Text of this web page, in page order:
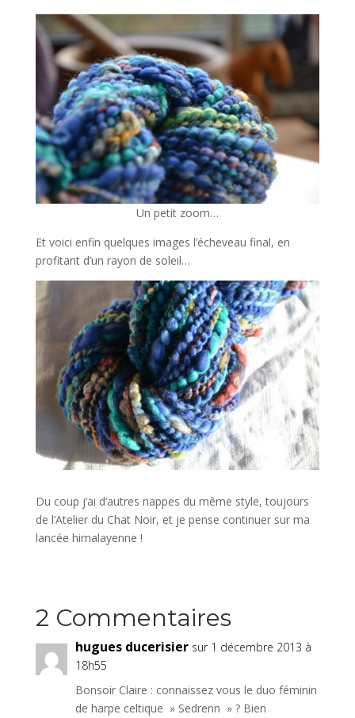
Un petit zoom…
Et voici enfin quelques images l’écheveau final, en
profitant d’un rayon de soleil…
Du coup j’ai d’autres nappes du même style, toujours
de l’Atelier du Chat Noir, et je pense continuer sur ma
lancée himalayenne !
2 Commentaires
hugues ducerisier sur 1 décembre 2013 à
18h55
Bonsoir Claire : connaissez vous le duo féminin
de harpe celtique » Sedrenn » ? Bien